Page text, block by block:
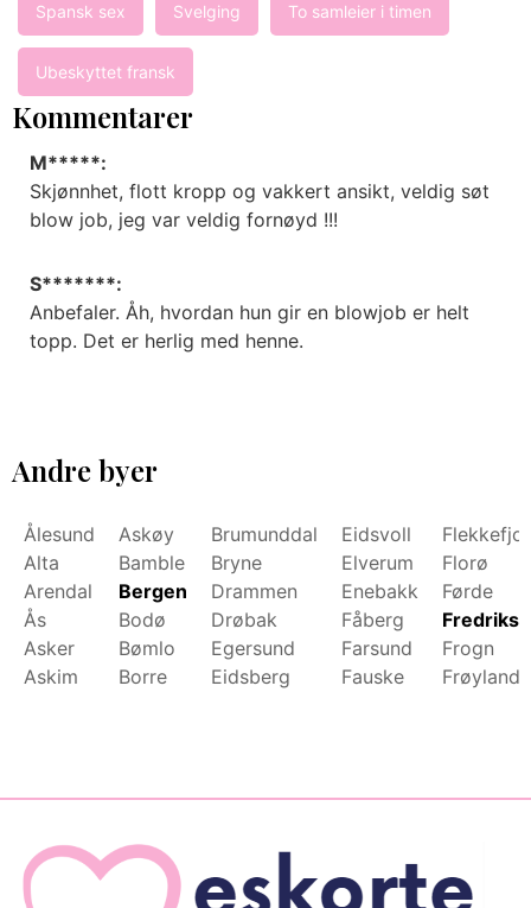
Spansk sex Svelging To samleier i timen
Ubeskyttet fransk
Kommentarer
M*****:
Skjønnhet, flott kropp og vakkert ansikt, veldig søt
blow job, jeg var veldig fornøyd !!!
S*******:
Anbefaler. Åh, hvordan hun gir en blowjob er helt
topp. Det er herlig med henne.
Andre byer
Ålesund
Alta
Arendal
Ås
Asker
Askim
Askøy
Bamble
Bergen
Bodø
Bømlo
Borre
Brumunddal
Bryne
Drammen
Drøbak
Egersund
Eidsberg
Eidsvoll
Elverum
Enebakk
Fåberg
Farsund
Fauske
Florø
Førde
Frogn
Frøyland